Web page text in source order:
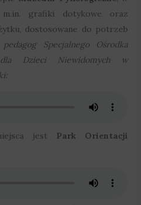
grafiki dotykowe oraz
dostosowane do potrzeb
pedagog Specjalnego Ośrodka
dla Dzieci Niewidomych w
jest Park Orientacji